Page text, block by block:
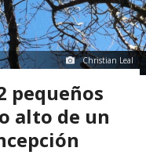
Christian Leal
pequeños
alto de un